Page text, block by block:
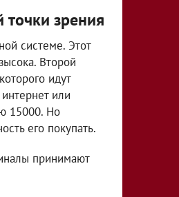
точки зрения
системе. Этот
Второй
идут
или
15000. Но
его покупать.
принимают